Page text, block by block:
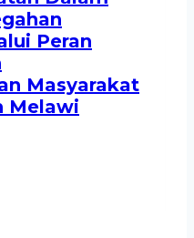
Peran
Masyarakat
Melawi